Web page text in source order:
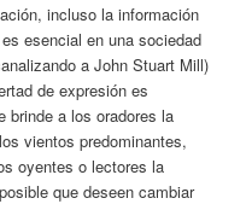
incluso la información
esencial en una sociedad
a John Stuart Mill)
de expresión es
brinde a los oradores la
vientos predominantes,
oyentes o lectores la
que deseen cambiar